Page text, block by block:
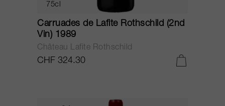
75cl
Carruades de Lafite Rothschild (2nd
Vin) 1989
Château Lafite Rothschild
CHF 324.30